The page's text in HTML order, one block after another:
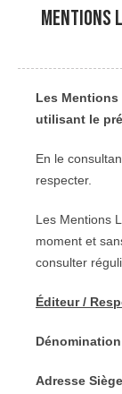
Mentions
Les
utilisant le
En le
respecter.
Les Mentions
moment et
consulter
Éditeur /
Adresse